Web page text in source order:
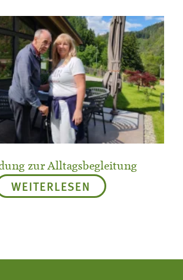
zur Alltagsbegleitung
WEITERLESEN